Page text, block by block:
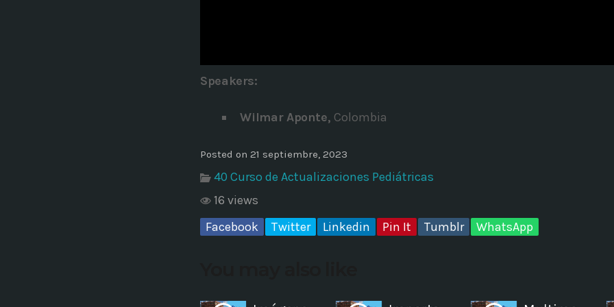
Noticia de personal salud 5
Time
Speakers:
Wilmar Aponte, Colombia
Posted on 21 septiembre, 2023
40 Curso de Actualizaciones Pediátricas
16 views
Facebook
Twitter Linkedin Pin It Tumblr WhatsApp